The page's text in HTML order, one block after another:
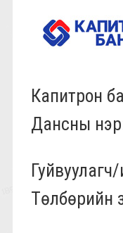
Капитрон
Дансны нэр:
Төлбөрийн